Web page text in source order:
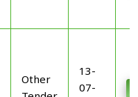
Other
13-
07-